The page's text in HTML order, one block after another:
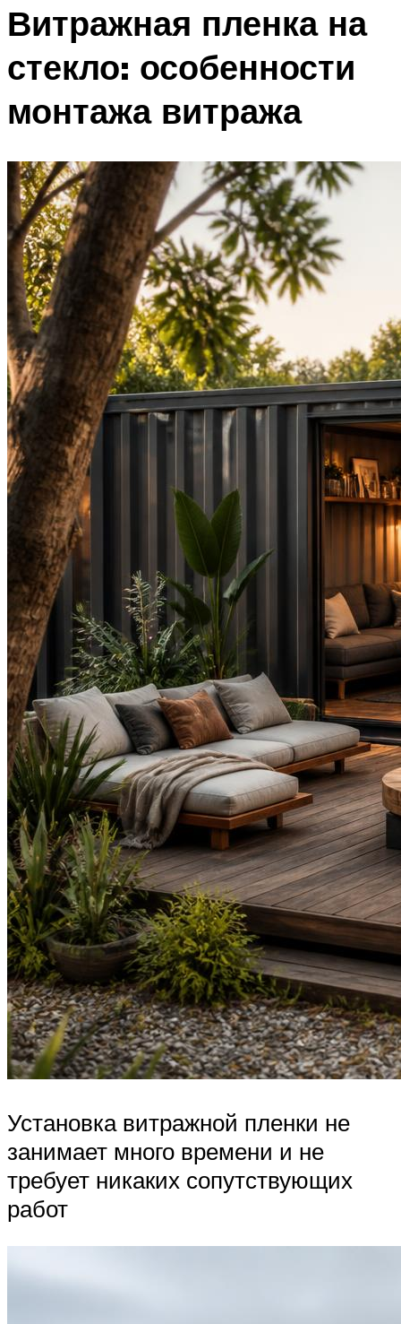
Витражная пленка на
стекло: особенности
монтажа витража
Установка витражной пленки не
занимает много времени и не
требует никаких сопутствующих
работ